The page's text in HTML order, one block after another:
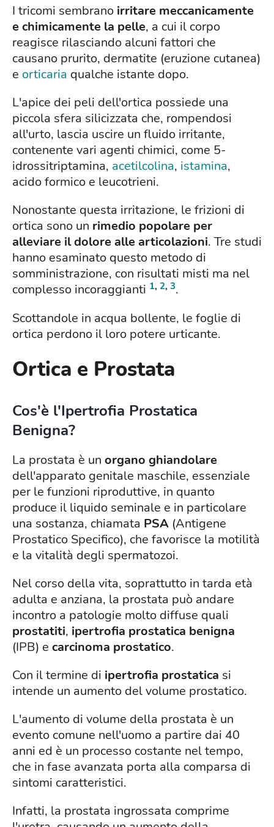
I tricomi sembrano irritare meccanicamente
e chimicamente la pelle, a cui il corpo
reagisce rilasciando alcuni fattori che
causano prurito, dermatite (eruzione cutanea)
e orticaria qualche istante dopo.
L'apice dei peli dell'ortica possiede una
piccola sfera silicizzata che, rompendosi
all'urto, lascia uscire un fluido irritante,
contenente vari agenti chimici, come 5-
idrossitriptamina, acetilcolina, istamina,
acido formico e leucotrieni.
Nonostante questa irritazione, le frizioni di
ortica sono un rimedio popolare per
alleviare il dolore alle articolazioni. Tre studi
hanno esaminato questo metodo di
somministrazione, con risultati misti ma nel
complesso incoraggianti 1, 2, 3.
Scottandole in acqua bollente, le foglie di
ortica perdono il loro potere urticante.
Ortica e Prostata
Cos'è l'Ipertrofia Prostatica
Benigna?
La prostata è un organo ghiandolare
dell'apparato genitale maschile, essenziale
per le funzioni riproduttive, in quanto
produce il liquido seminale e in particolare
una sostanza, chiamata PSA (Antigene
Prostatico Specifico), che favorisce la motilità
e la vitalità degli spermatozoi.
Nel corso della vita, soprattutto in tarda età
adulta e anziana, la prostata può andare
incontro a patologie molto diffuse quali
prostatiti, ipertrofia prostatica benigna
(IPB) e carcinoma prostatico.
Con il termine di ipertrofia prostatica si
intende un aumento del volume prostatico.
L'aumento di volume della prostata è un
evento comune nell'uomo a partire dai 40
anni ed è un processo costante nel tempo,
che in fase avanzata porta alla comparsa di
sintomi caratteristici.
Infatti, la prostata ingrossata comprime